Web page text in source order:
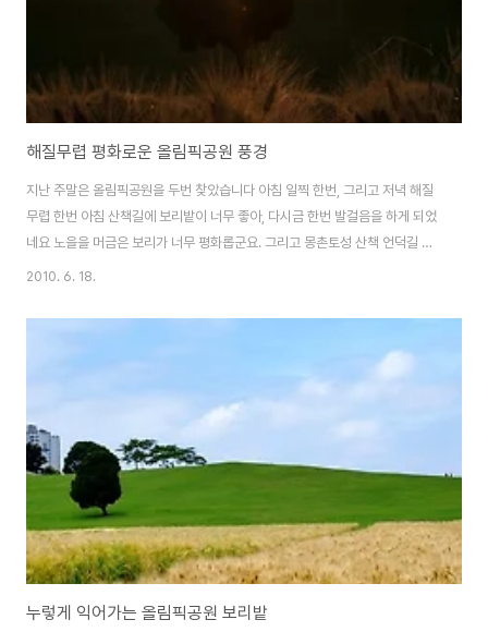
해질무렵 평화로운 올림픽공원 풍경
지난 주말은 올림픽공원을 두번 찾았습니다 아침 일찍 한번, 그리고 저녁 해질
무렵 한번 아침 산책길에 보리밭이 너무 좋아, 다시금 한번 발걸음을 하게 되었
네요 노을을 머금은 보리가 너무 평화롭군요. 그리고 몽촌토성 산책 언덕길 위
로는 열심히 산책중입니다. 저도 사진찍고 나서 몽촌토성 산책길을 상쾌하게
곡해도 될것 같네요. 반면 왕따나무 왼쪽에 있는 보리는 아직은 조금 더 기다려
야 할 것 같습니다. 이번주에는 보리밭이 어떻게 변했을지 궁금합니다. +그나
제했는데 그 사진들이 옴팡 날라가버렸네요 +.+ 아꼽 아꼽 ㅠㅠ
2010. 6. 18.
누렇게 익어가는 올림픽공원 보리밭